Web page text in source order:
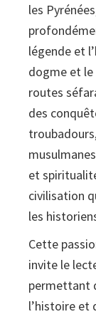
les
légende et
dogme et le
routes
des
et
civilisation
les
Cette
invite le
permettant
l’histoire et